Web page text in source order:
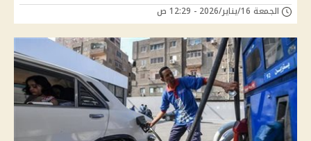
الجمعة 16/يناير/2026 - 12:29 ص